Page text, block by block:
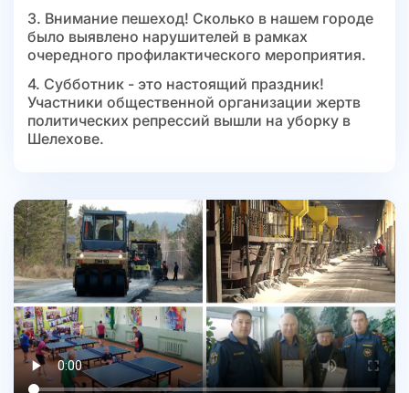
3. Внимание пешеход! Сколько в нашем городе
было выявлено нарушителей в рамках
очередного профилактического мероприятия.
4. Субботник - это настоящий праздник!
Участники общественной организации жертв
политических репрессий вышли на уборку в
Шелехове.